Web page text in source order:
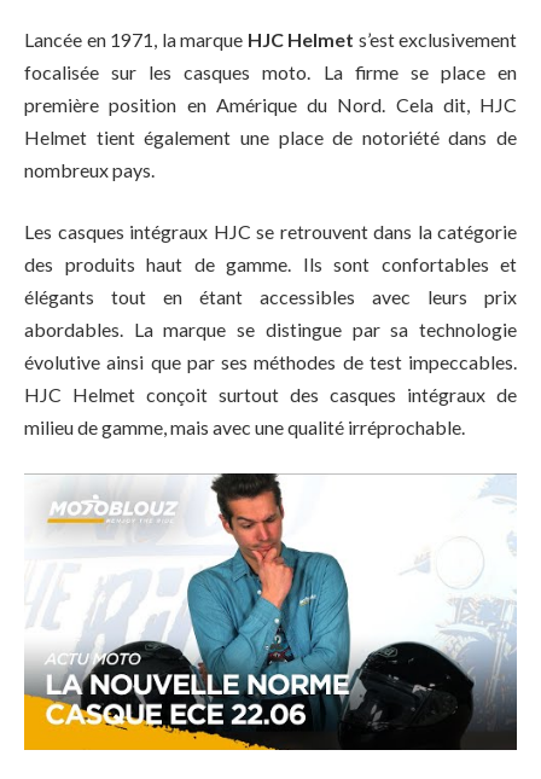
Lancée en 1971, la marque HJC Helmet s’est exclusivement
focalisée sur les casques moto. La firme se place en
première position en Amérique du Nord. Cela dit, HJC
Helmet tient également une place de notoriété dans de
nombreux pays.
Les casques intégraux HJC se retrouvent dans la catégorie
des produits haut de gamme. Ils sont confortables et
élégants tout en étant accessibles avec leurs prix
abordables. La marque se distingue par sa technologie
évolutive ainsi que par ses méthodes de test impeccables.
HJC Helmet conçoit surtout des casques intégraux de
milieu de gamme, mais avec une qualité irréprochable.